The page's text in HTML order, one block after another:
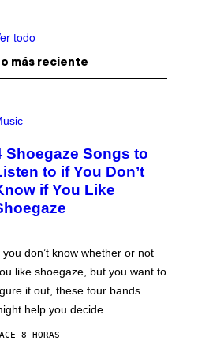
todo
más reciente
Shoegaze Songs to
to if You Don’t
if You Like
you don’t know whether or not
like shoegaze, but you want to
it out, these four bands
help you decide.
8 HORAS